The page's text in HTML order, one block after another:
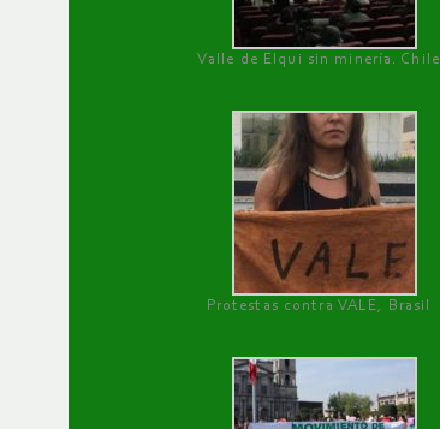
Valle de Elqui sin minería. Chile
Protestas contra VALE, Brasil